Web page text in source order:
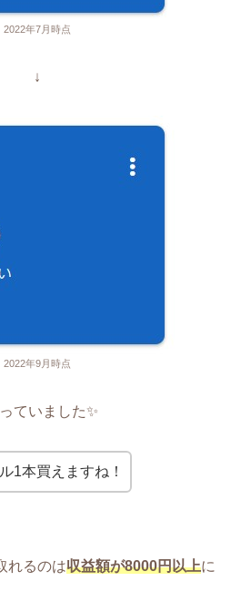
2022年7月時点
↓
2022年9月時点
ていました✨
1本買えますね！
れるのは収益額が8000円以上に